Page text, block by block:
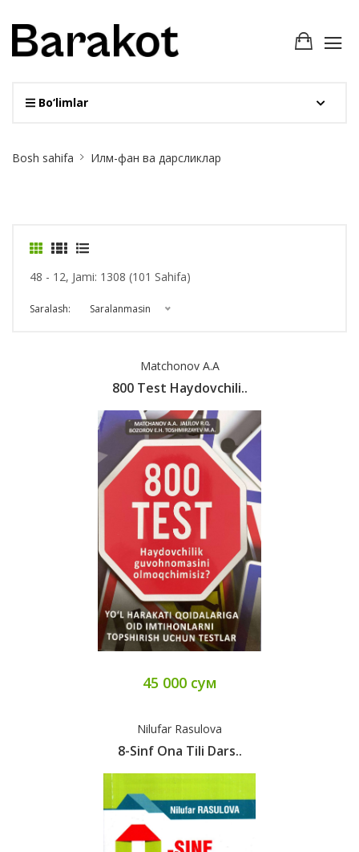
Bo‘limlar
Breadcrumb
Bosh sahifa Илм-фан ва дарсликлар
48 - 12, Jami: 1308 (101 Sahifa)
Saralash: Saralanmasin
Matchonov A.A
800 Test Haydovchili..
45 000 сум
Nilufar Rasulova
8-Sinf Ona Tili Dars..